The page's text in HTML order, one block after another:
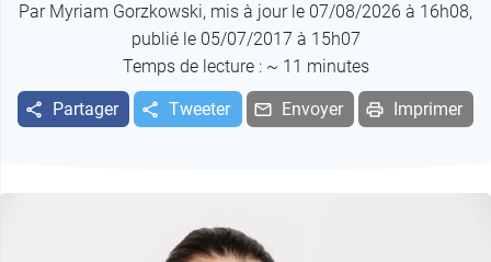
Par Myriam Gorzkowski, mis à jour le 07/08/2026 à 16h08,
publié le 05/07/2017 à 15h07
Temps de lecture : ~ 11 minutes
Partager Tweeter Envoyer Imprimer